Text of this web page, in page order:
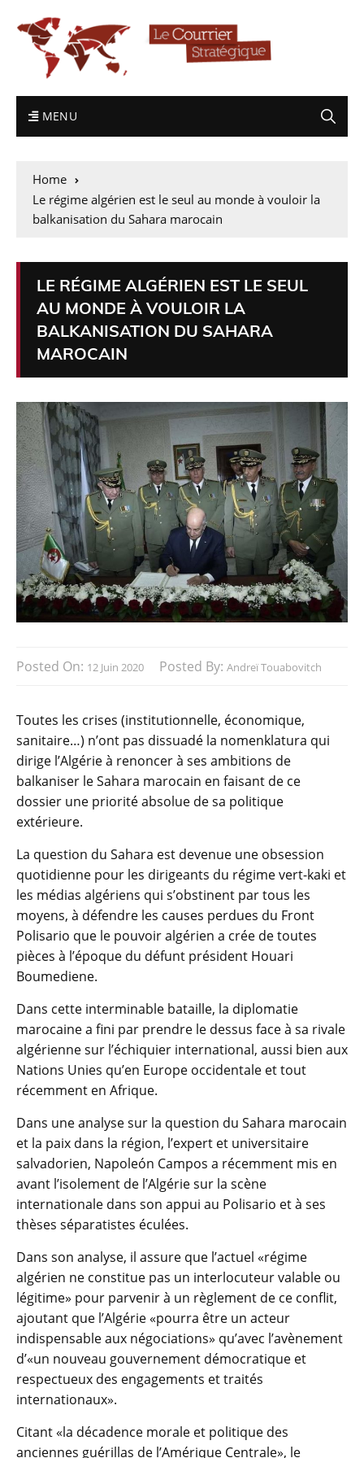
MENU
Home
Le régime algérien est le seul au monde à vouloir la
balkanisation du Sahara marocain
LE RÉGIME ALGÉRIEN EST LE SEUL
AU MONDE À VOULOIR LA
BALKANISATION DU SAHARA
MAROCAIN
Posted On: 12 Juin 2020 Posted By: Andreï Touabovitch
Toutes les crises (institutionnelle, économique,
sanitaire…) n’ont pas dissuadé la nomenklatura qui
dirige l’Algérie à renoncer à ses ambitions de
balkaniser le Sahara marocain en faisant de ce
dossier une priorité absolue de sa politique
extérieure.
La question du Sahara est devenue une obsession
quotidienne pour les dirigeants du régime vert-kaki et
les médias algériens qui s’obstinent par tous les
moyens, à défendre les causes perdues du Front
Polisario que le pouvoir algérien a crée de toutes
pièces à l’époque du défunt président Houari
Boumediene.
Dans cette interminable bataille, la diplomatie
marocaine a fini par prendre le dessus face à sa rivale
algérienne sur l’échiquier international, aussi bien aux
Nations Unies qu’en Europe occidentale et tout
récemment en Afrique.
Dans une analyse sur la question du Sahara marocain
et la paix dans la région, l’expert et universitaire
salvadorien, Napoleón Campos a récemment mis en
avant l’isolement de l’Algérie sur la scène
internationale dans son appui au Polisario et à ses
thèses séparatistes éculées.
Dans son analyse, il assure que l’actuel «régime
algérien ne constitue pas un interlocuteur valable ou
légitime» pour parvenir à un règlement de ce conflit,
ajoutant que l’Algérie «pourra être un acteur
indispensable aux négociations» qu’avec l’avènement
d’«un nouveau gouvernement démocratique et
respectueux des engagements et traités
internationaux».
Citant «la décadence morale et politique des
anciennes guérillas de l’Amérique Centrale», le